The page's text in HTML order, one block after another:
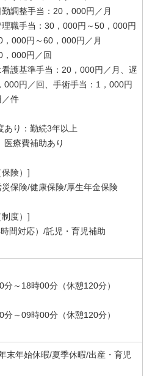
調整手当：20，000円／月
職手当：30，000円～50，000円
，000円～60，000円／月
000円／回
護基準手当：20，000円／月、遅
000円／回、手術手当：1，000円
／件
あり：勤続3年以上
医療費補助あり
険）]
災保険/健康保険/厚生年金保険
度）]
間対応）/託児・育児補助
分～18時00分（休憩120分）
分～09時00分（休憩120分）
末年始休暇/夏季休暇/出産・育児